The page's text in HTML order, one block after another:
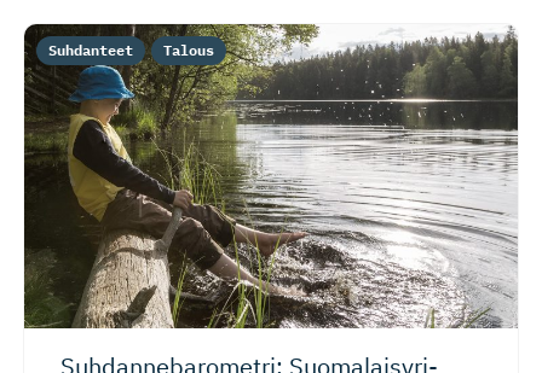
Suhdanneba­ro­metri: Suomalaisy­ri­
Suhdanteet Talous